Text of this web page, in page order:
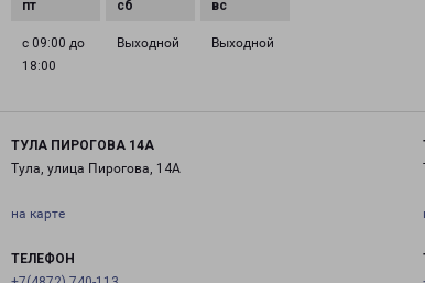
с 09:00 до
18:00
Выходной Выходной
ТУЛА ПИРОГОВА 14А
Тула, улица Пирогова, 14А
на карте
ТЕЛЕФОН